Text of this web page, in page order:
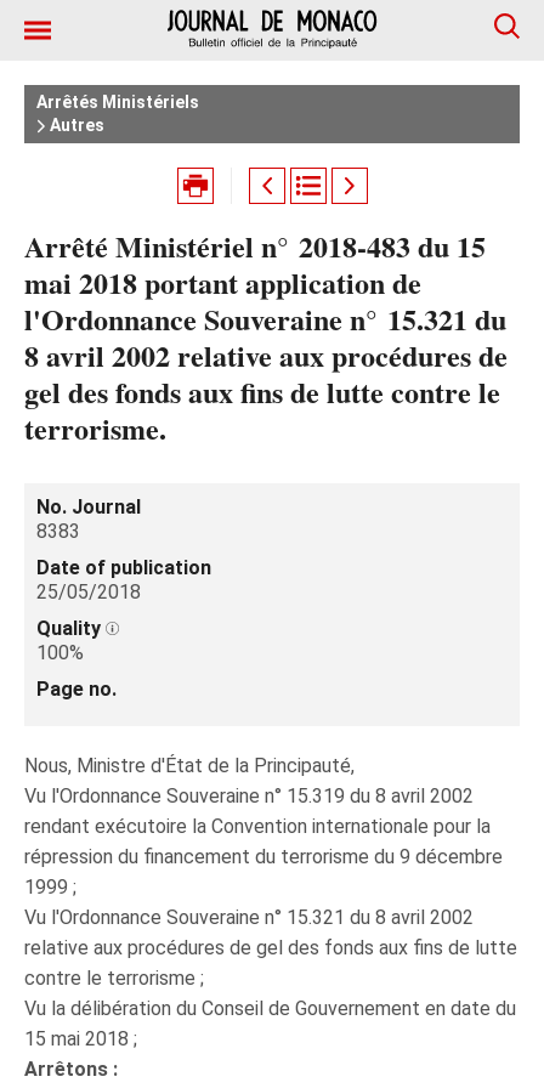
Arrêtés Ministériels
Autres
Arrêté Ministériel n° 2018-483 du 15
mai 2018 portant application de
l'Ordonnance Souveraine n° 15.321 du
8 avril 2002 relative aux procédures de
gel des fonds aux fins de lutte contre le
terrorisme.
No. Journal
8383
Date of publication
25/05/2018
Quality
100%
Page no.
Nous, Ministre d'État de la Principauté,
Vu l'Ordonnance Souveraine n° 15.319 du 8 avril 2002
rendant exécutoire la Convention internationale pour la
répression du financement du terrorisme du 9 décembre
1999 ;
Vu l'Ordonnance Souveraine n° 15.321 du 8 avril 2002
relative aux procédures de gel des fonds aux fins de lutte
contre le terrorisme ;
Vu la délibération du Conseil de Gouvernement en date du
15 mai 2018 ;
Arrêtons :